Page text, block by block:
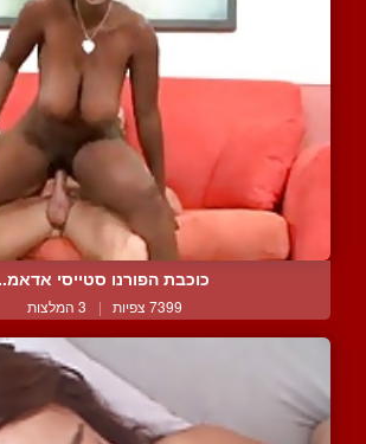
כוכבת הפורנו סטייסי
7399 צפיות | 3 המלצות